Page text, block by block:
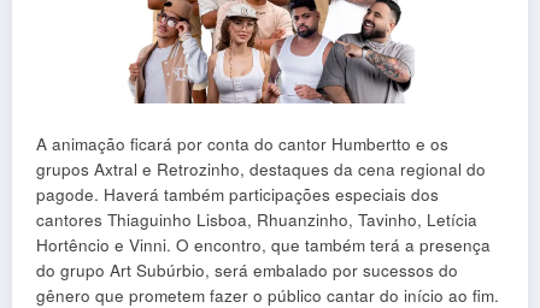
A animação ficará por conta do cantor Humbertto e os
grupos Axtral e Retrozinho, destaques da cena regional do
pagode. Haverá também participações especiais dos
cantores Thiaguinho Lisboa, Rhuanzinho, Tavinho, Letícia
Hortêncio e Vinni. O encontro, que também terá a presença
do grupo Art Subúrbio, será embalado por sucessos do
gênero que prometem fazer o público cantar do início ao fim.